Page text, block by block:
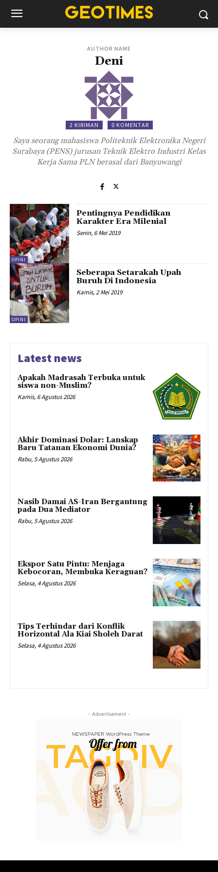
AUTHOR NAME
Deni
2 KIRIMAN 0 KOMENTAR
Saya seorang mahasiswa Politeknik Elektronika Negeri
Surabaya (PENS) jurusan Teknik Elektro Industri Kelas
Kerja Sama PLN berasal dari Banyuwangi
OPINI
Pentingnya Pendidikan
Karakter Era Milenial
Senin, 6 Mei 2019
OPINI
Seberapa Setarakah Upah
Buruh Di Indonesia
Kamis, 2 Mei 2019
Latest news
Apakah Madrasah Terbuka untuk
siswa non-Muslim?
Kamis, 6 Agustus 2026
Akhir Dominasi Dolar: Lanskap
Baru Tatanan Ekonomi Dunia?
Rabu, 5 Agustus 2026
Nasib Damai AS-Iran Bergantung
pada Dua Mediator
Rabu, 5 Agustus 2026
Ekspor Satu Pintu: Menjaga
Kebocoran, Membuka Keraguan?
Selasa, 4 Agustus 2026
Tips Terhindar dari Konflik
Horizontal Ala Kiai Sholeh Darat
Selasa, 4 Agustus 2026
- Advertisement -